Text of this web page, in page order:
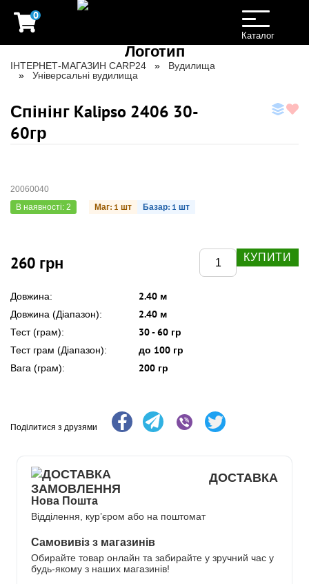
0
Toggle
navigation
Каталог
ІНТЕРНЕТ-МАГАЗИН CARP24
Вудилища
Універсальні вудилища
Спінінг Kalipso 2406 30-
60гр
20060040
В наявності: 2
Маг: 1 шт Базар: 1 шт
260 грн КУПИТИ
Довжина: 2.40 м
Довжина (Діапазон): 2.40 м
Тест (грам): 30 - 60 гр
Тест грам (Діапазон): до 100 гр
Вага (грам): 200 гр
Поділитися з друзями
ДОСТАВКА
Нова Пошта
Відділення, кур’єром або на поштомат
Самовивіз з магазинів
Обирайте товар онлайн та забирайте у зручний час у
будь-якому з наших магазинів!